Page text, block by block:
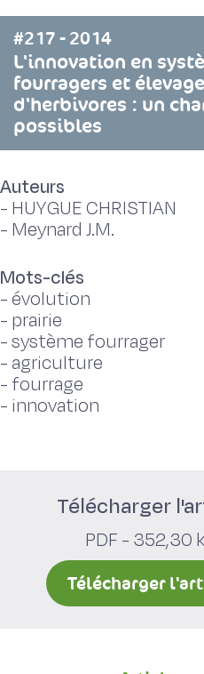
#217 - 2014
L'innovation en
fourragers et
d'herbivores : un
possibles
Auteurs
- HUYGUE CHRISTIAN
- Meynard J.M.
Mots-clés
-évolution
- prairie
-système fourrager
- agriculture
- fourrage
- innovation
Télécharger
PDF - 352,30
Télécharger